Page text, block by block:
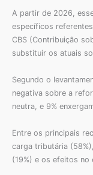
A partir de 2026,
específicos
CBS (Contribuição
substituir os atuais
Segundo o
negativa sobre a
neutra, e 9%
Entre os principais
carga tributária
(19%) e os efeitos no